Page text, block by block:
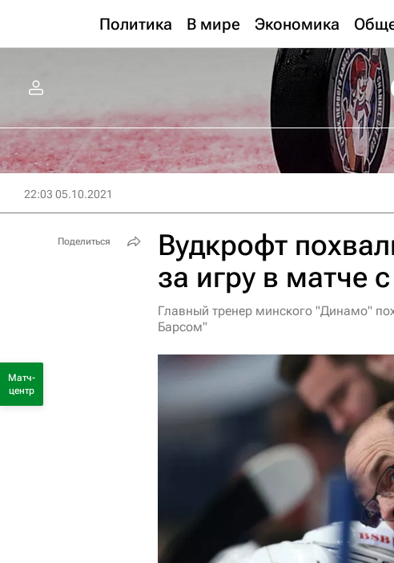
Политика В мире Экономика
22:03 05.10.2021
Вудкрофт
за игру в матче
Главный тренер минского "Динамо"
Барсом"
Поделиться
Матч-
центр